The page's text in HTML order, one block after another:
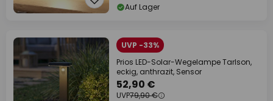
Auf Lager
UVP -33%
Prios LED-Solar-Wegelampe Tarlson,
eckig, anthrazit, Sensor
52,90 €
UVP79,90 €